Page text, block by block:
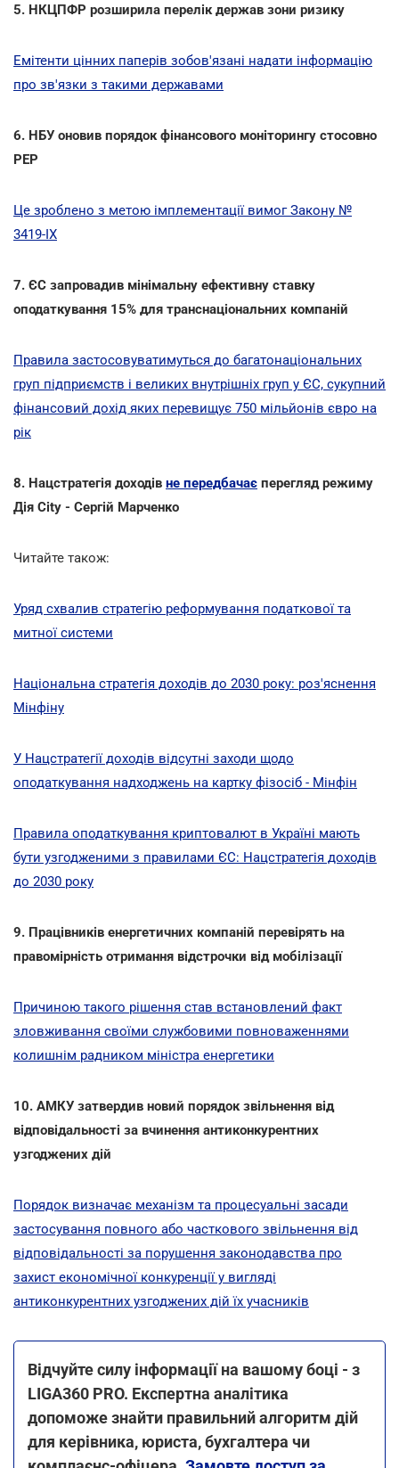
5. НКЦПФР розширила перелік держав зони ризику
Емітенти цінних паперів зобов'язані надати інформацію
про зв'язки з такими державами
6. НБУ оновив порядок фінансового моніторингу стосовно
РЕР
Це зроблено з метою імплементації вимог Закону №
3419-IX
7. ЄС запровадив мінімальну ефективну ставку
оподаткування 15% для транснаціональних компаній
Правила застосовуватимуться до багатонаціональних
груп підприємств і великих внутрішніх груп у ЄС, сукупний
фінансовий дохід яких перевищує 750 мільйонів євро на
рік
8. Нацстратегія доходів не передбачає перегляд режиму
Дія City - Сергій Марченко
Читайте також:
Уряд схвалив стратегію реформування податкової та
митної системи
Національна стратегія доходів до 2030 року: роз'яснення
Мінфіну
У Нацстратегії доходів відсутні заходи щодо
оподаткування надходжень на картку фізосіб - Мінфін
Правила оподаткування криптовалют в Україні мають
бути узгодженими з правилами ЄС: Нацстратегія доходів
до 2030 року
9. Працівників енергетичних компаній перевірять на
правомірність отримання відстрочки від мобілізації
Причиною такого рішення став встановлений факт
зловживання своїми службовими повноваженнями
колишнім радником міністра енергетики
10. АМКУ затвердив новий порядок звільнення від
відповідальності за вчинення антиконкурентних
узгоджених дій
Порядок визначає механізм та процесуальні засади
застосування повного або часткового звільнення від
відповідальності за порушення законодавства про
захист економічної конкуренції у вигляді
антиконкурентних узгоджених дій їх учасників
Відчуйте силу інформації на вашому боці - з
LIGA360 PRO. Експертна аналітика
допоможе знайти правильний алгоритм дій
для керівника, юриста, бухгалтера чи